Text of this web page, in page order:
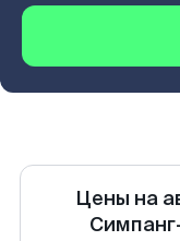
Цены на